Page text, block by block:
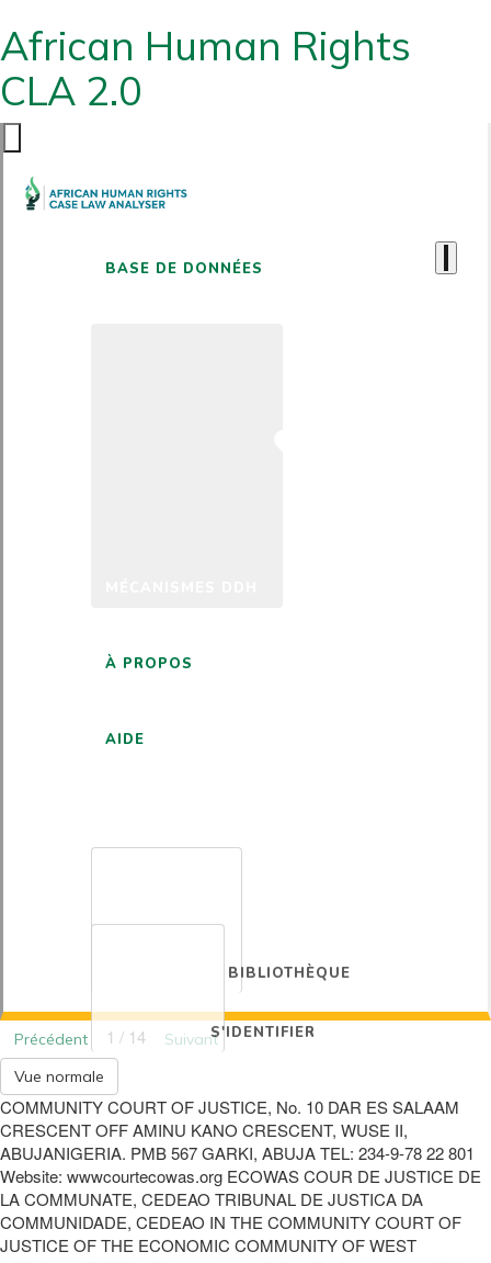
African Human Rights
CLA 2.0
BASE DE DONNÉES
À PROPOS
AIDE
BIBLIOTHÈQUE
S'IDENTIFIER
Précédent 1 / 14
Suivant
Vue normale
COMMUNITY COURT OF JUSTICE, No. 10 DAR ES SALAAM
CRESCENT OFF AMINU KANO CRESCENT, WUSE II,
ABUJANIGERIA. PMB 567 GARKI, ABUJA TEL: 234-9-78 22 801
Website: wwwcourtecowas.org ECOWAS COUR DE JUSTICE DE
LA COMMUNATE, CEDEAO TRIBUNAL DE JUSTICA DA
COMMUNIDADE, CEDEAO IN THE COMMUNITY COURT OF
JUSTICE OF THE ECONOMIC COMMUNITY OF WEST